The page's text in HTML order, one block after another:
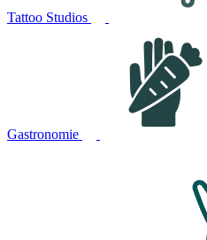
Tattoo Studios
Gastronomie